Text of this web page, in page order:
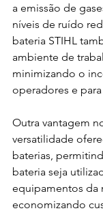
a emissão de
níveis de ruído
bateria STIHL
ambiente de
minimizando o
operadores e
Outra vantagem
versatilidade
baterias,
bateria seja
equipamentos da
economizando